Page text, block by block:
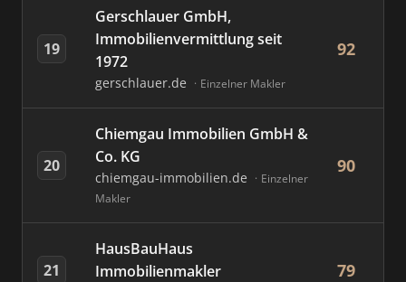
19
Gerschlauer GmbH,
Immobilienvermittlung seit
1972
gerschlauer.de Einzelner Makler
92
20
Chiemgau Immobilien GmbH &
Co. KG
chiemgau-immobilien.de
Einzelner
Makler
90
21
HausBauHaus
Immobilienmakler
79